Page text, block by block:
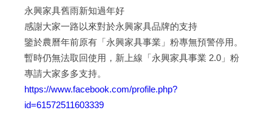
永興家具舊雨新知過年好
感謝大家一路以來對於永興家具品牌的支持
鑒於農曆年前原有「永興家具事業」粉專無預警停用。
暫時仍無法取回使用，新上線「永興家具事業 2.0」粉
專請大家多多支持。
https://www.facebook.com/profile.php?
id=61572511603339